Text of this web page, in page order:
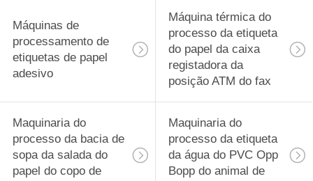
Máquinas de
processamento de
etiquetas de papel
adesivo
Máquina térmica do
processo da etiqueta
do papel da caixa
registadora da
posição ATM do fax
Maquinaria do
processo da bacia de
sopa da salada do
papel do copo de
Maquinaria do
processo da etiqueta
da água do PVC Opp
Bopp do animal de